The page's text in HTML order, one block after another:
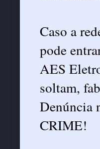
Caso a
pode
AES
soltam,
Denúncia
CRIME!